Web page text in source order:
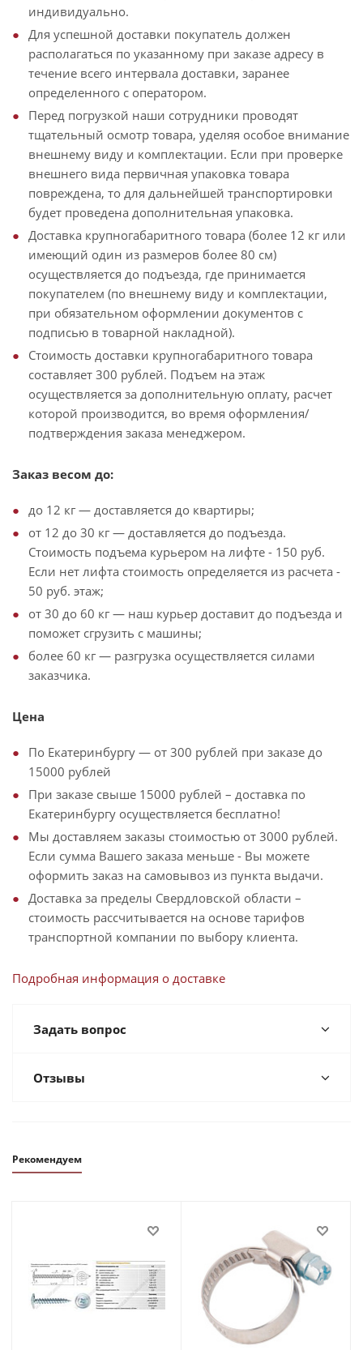
индивидуально.
Для успешной доставки покупатель должен
располагаться по указанному при заказе адресу в
течение всего интервала доставки, заранее
определенного с оператором.
Перед погрузкой наши сотрудники проводят
тщательный осмотр товара, уделяя особое внимание
внешнему виду и комплектации. Если при проверке
внешнего вида первичная упаковка товара
повреждена, то для дальнейшей транспортировки
будет проведена дополнительная упаковка.
Доставка крупногабаритного товара (более 12 кг или
имеющий один из размеров более 80 см)
осуществляется до подъезда, где принимается
покупателем (по внешнему виду и комплектации,
при обязательном оформлении документов с
подписью в товарной накладной).
Стоимость доставки крупногабаритного товара
составляет 300 рублей. Подъем на этаж
осуществляется за дополнительную оплату, расчет
которой производится, во время оформления/
подтверждения заказа менеджером.
Заказ весом до:
до 12 кг — доставляется до квартиры;
от 12 до 30 кг — доставляется до подъезда.
Стоимость подъема курьером на лифте - 150 руб.
Если нет лифта стоимость определяется из расчета -
50 руб. этаж;
от 30 до 60 кг — наш курьер доставит до подъезда и
поможет сгрузить с машины;
более 60 кг — разгрузка осуществляется силами
заказчика.
Цена
По Екатеринбургу — от 300 рублей при заказе до
15000 рублей
При заказе свыше 15000 рублей – доставка по
Екатеринбургу осуществляется бесплатно!
Мы доставляем заказы стоимостью от 3000 рублей.
Если сумма Вашего заказа меньше - Вы можете
оформить заказ на самовывоз из пункта выдачи.
Доставка за пределы Свердловской области –
стоимость рассчитывается на основе тарифов
транспортной компании по выбору клиента.
Подробная информация о доставке
Задать вопрос
Отзывы
Рекомендуем